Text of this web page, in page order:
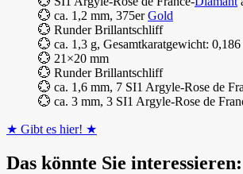
💮 ca. 1,2 mm, 375erGold
💮 Runder Brillantschliff
💮 ca. 1,3 g, Gesamtkaratgewicht:
💮 21×20 mm
💮 Runder Brillantschliff
💮 ca. 1,6 mm, 7 SI1 Argyle-Rose de
💮 ca. 3 mm, 3 SI1 Argyle-Rose de
★ Gibt es hier! ★
Das könnte Sie interessieren: